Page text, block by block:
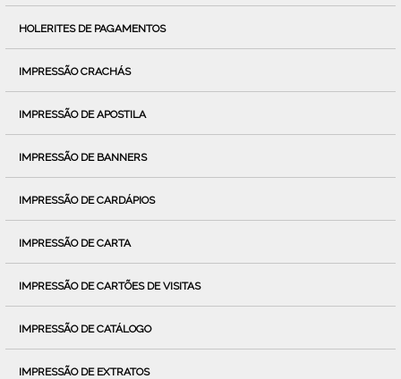
HOLERITES DE PAGAMENTOS
IMPRESSÃO CRACHÁS
IMPRESSÃO DE APOSTILA
IMPRESSÃO DE BANNERS
IMPRESSÃO DE CARDÁPIOS
IMPRESSÃO DE CARTA
IMPRESSÃO DE CARTÕES DE VISITAS
IMPRESSÃO DE CATÁLOGO
IMPRESSÃO DE EXTRATOS